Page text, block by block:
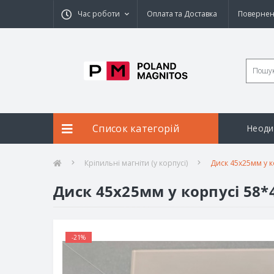
Час роботи Оплата та Доставка
Список категорій
Кріпильні магніти (у корпусі) Диск 45х25мм у
Диск 45х25мм у корпусі
-21%